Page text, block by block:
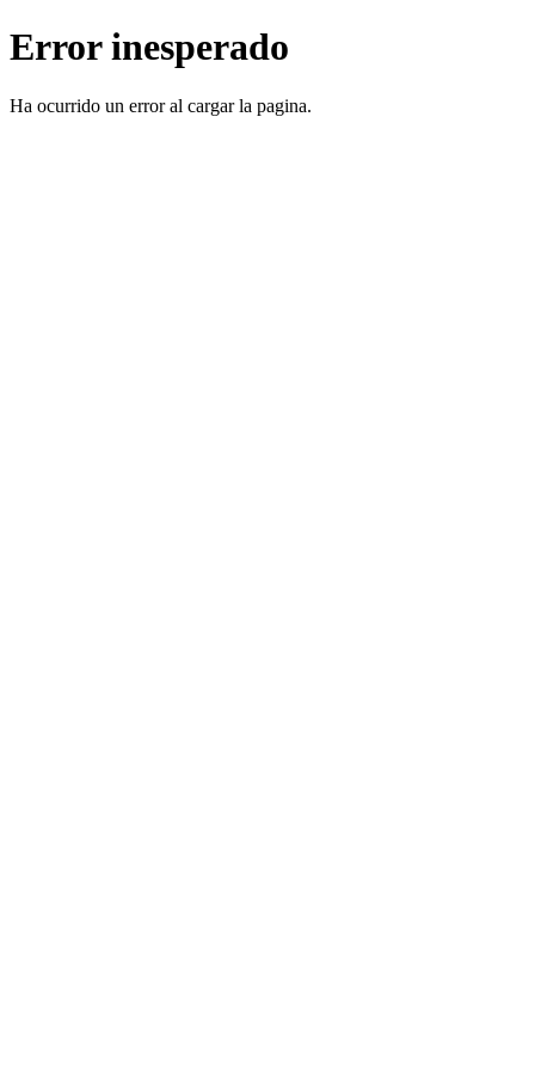
Error inesperado
Ha ocurrido un error al cargar la pagina.